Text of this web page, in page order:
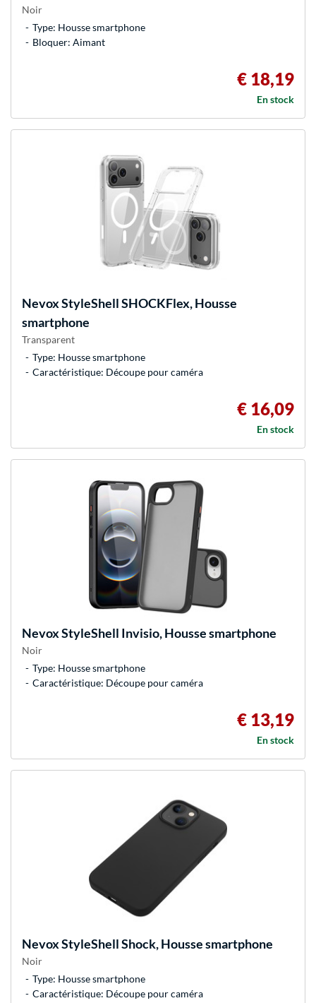
Noir
Type: Housse smartphone
Bloquer: Aimant
€ 18,19
En stock
NevoxStyleShell SHOCKFlex, Housse
smartphone
Transparent
Type: Housse smartphone
Caractéristique: Découpe pour caméra
€ 16,09
En stock
NevoxStyleShell Invisio, Housse smartphone
Noir
Type: Housse smartphone
Caractéristique: Découpe pour caméra
€ 13,19
En stock
NevoxStyleShell Shock, Housse smartphone
Noir
Type: Housse smartphone
Caractéristique: Découpe pour caméra